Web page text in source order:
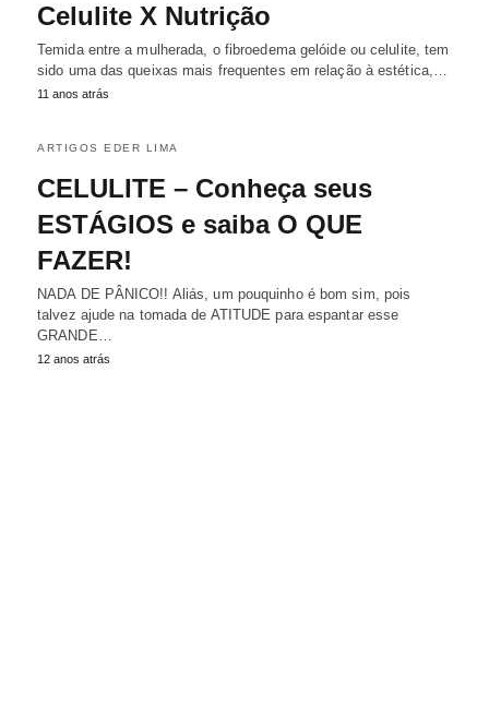
Celulite X Nutrição
Temida entre a mulherada, o fibroedema gelóide ou celulite, tem
sido uma das queixas mais frequentes em relação à estética,…
11 anos atrás
ARTIGOS EDER LIMA
CELULITE – Conheça seus
ESTÁGIOS e saiba O QUE
FAZER!
NADA DE PÂNICO!! Aliás, um pouquinho é bom sim, pois
talvez ajude na tomada de ATITUDE para espantar esse
GRANDE…
12 anos atrás